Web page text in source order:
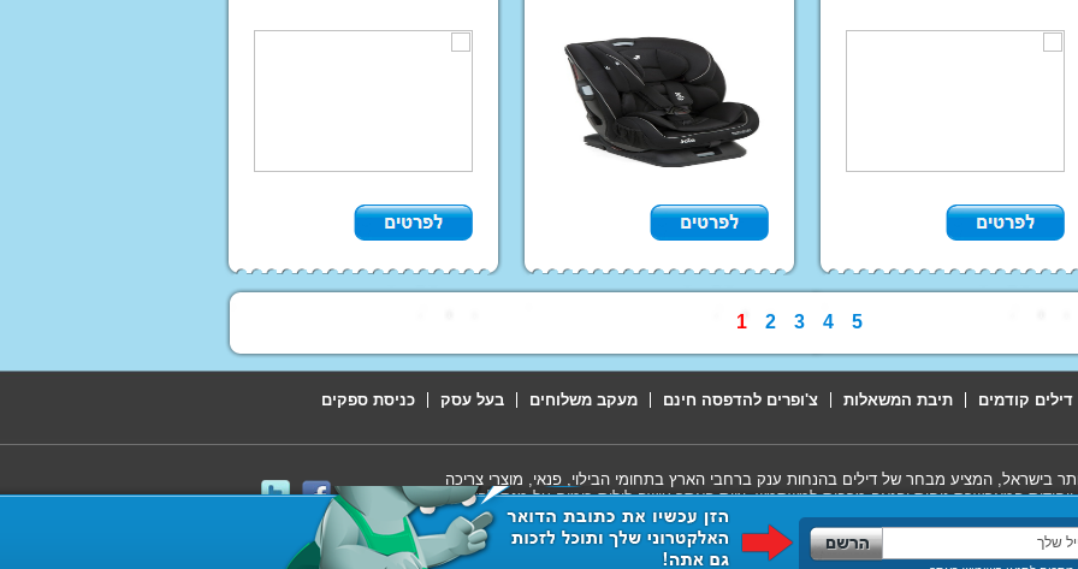
הארץ!!
אפשרות משלוחים לכל הארץ!!
1 2 3 4 5
דילים קודמים תיבת המשאלות צ'ופרים להדפסה חינם מעקב משלוחים בעל עסק
כניסת ספקים
עקבו אחרינו:
בישראל, המציע מבחר של דילים בהנחות ענק ברחבי הארץ בתחומי הבילוי, פנאי, מוצרי צריכה
המאפשרת נוחות והנאה מרבית למשתמש. צוות האתר עושה לילות כימים על מנת להשיג
שנשאר לכם הוא לקנות וליהנות!